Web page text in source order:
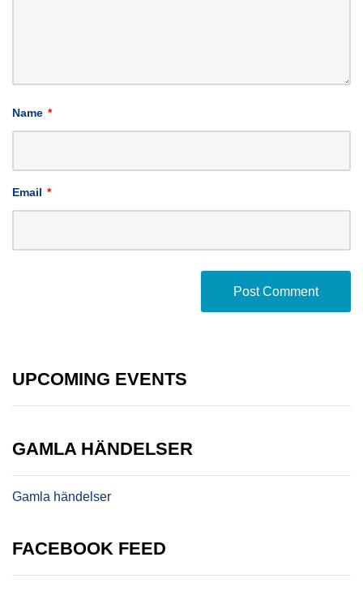
Name *
Email *
UPCOMING EVENTS
GAMLA HÄNDELSER
Gamla händelser
FACEBOOK FEED